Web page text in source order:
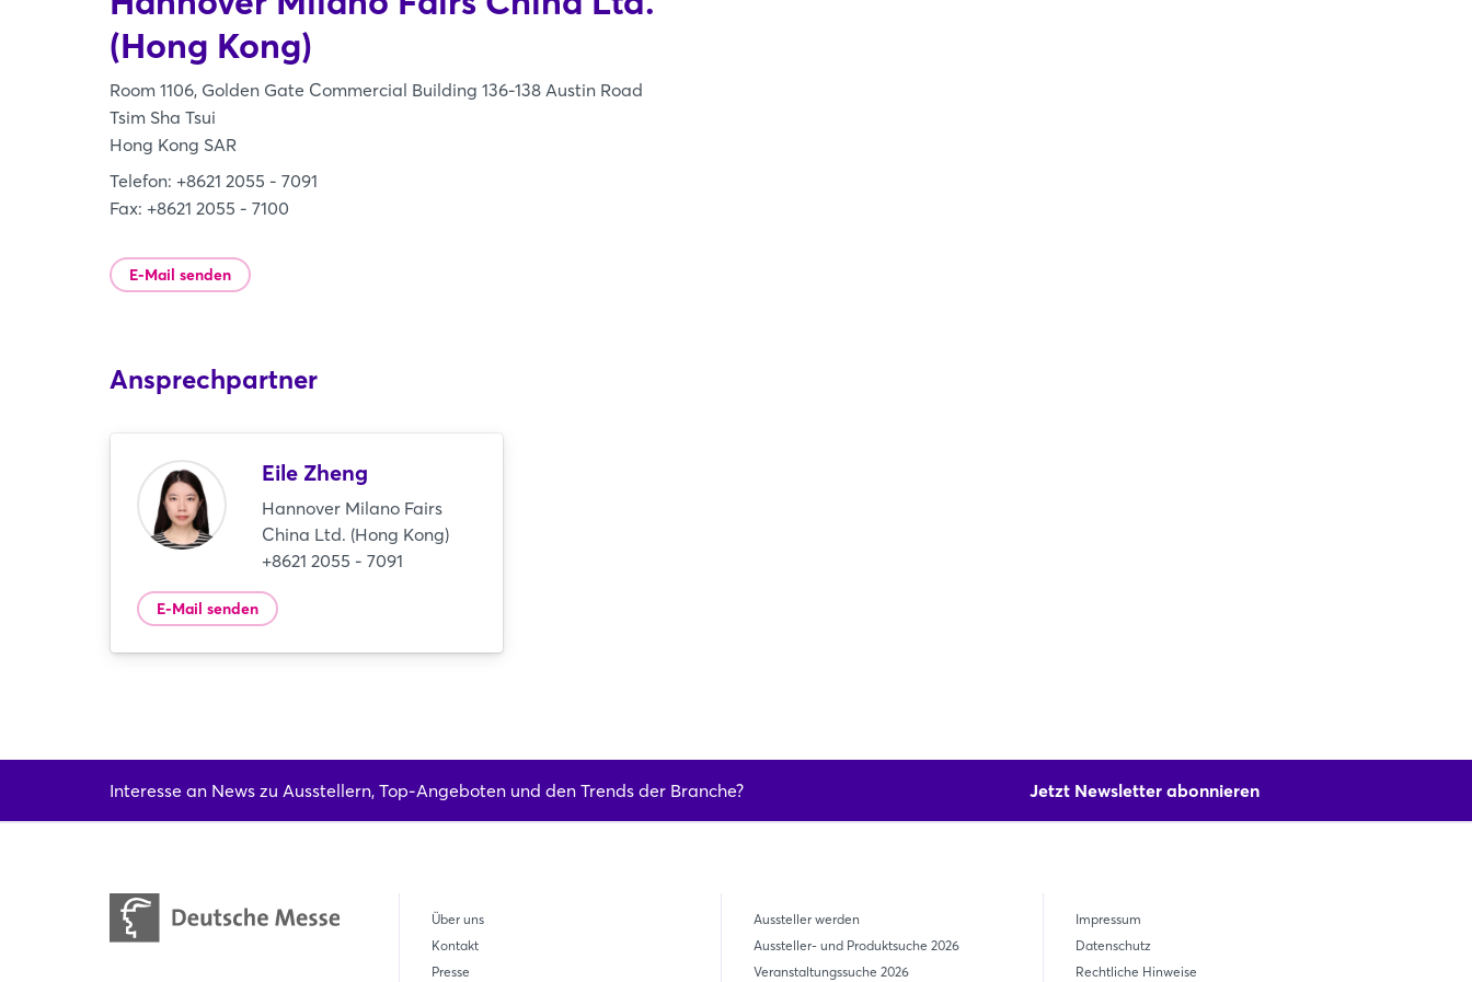
(Hong Kong)
Room 1106, Golden Gate Commercial Building 136-138 Austin Road
Tsim Sha Tsui
Hong Kong SAR
Telefon: +8621 2055 - 7091
Fax: +8621 2055 - 7100
E-Mail senden
Ansprechpartner
Eile Zheng
Hannover Milano Fairs
China Ltd. (Hong Kong)
+8621 2055 - 7091
E-Mail senden
Interesse an News zu Ausstellern, Top-Angeboten und den Trends der Branche? Jetzt Newsletter abonnieren
Über uns
Kontakt
Presse
Aussteller werden
Aussteller- und Produktsuche 2026
Veranstaltungssuche 2026
Impressum
Datenschutz
Rechtliche Hinweise